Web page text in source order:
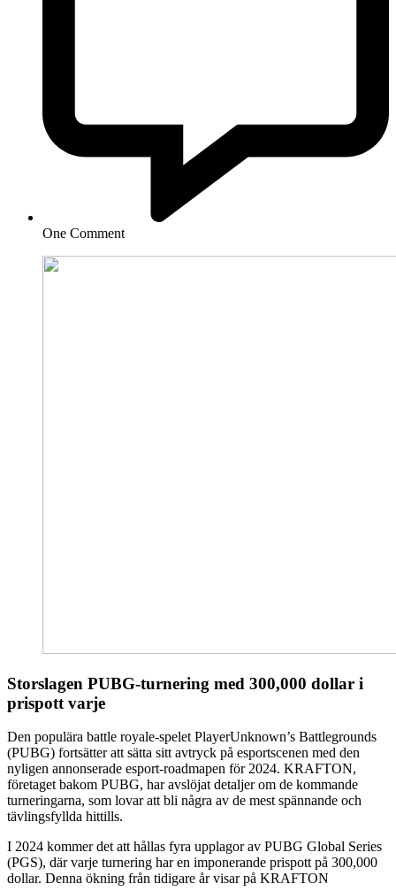
One Comment
Storslagen PUBG-turnering med 300,000 dollar i
prispott varje
Den populära battle royale-spelet PlayerUnknown’s Battlegrounds
(PUBG) fortsätter att sätta sitt avtryck på esportscenen med den
nyligen annonserade esport-roadmapen för 2024. KRAFTON,
företaget bakom PUBG, har avslöjat detaljer om de kommande
turneringarna, som lovar att bli några av de mest spännande och
tävlingsfyllda hittills.
I 2024 kommer det att hållas fyra upplagor av PUBG Global Series
(PGS), där varje turnering har en imponerande prispott på 300,000
dollar. Denna ökning från tidigare år visar på KRAFTON